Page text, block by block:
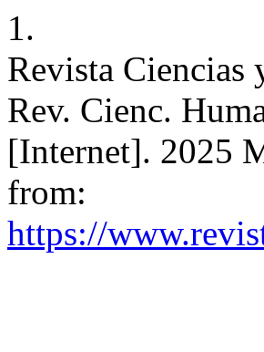
1.
Revista
Rev. Cienc.
[Internet]. 2025
from:
https://